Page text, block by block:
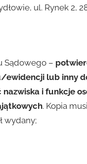
ul. Rynek 2,
Sądowego –
ewidencji lub inny
i funkcje
. Kopia
wydany;